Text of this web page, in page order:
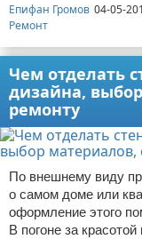
Епифан Громов 04-05-
Ремонт
Чем отделать
дизайна,
ремонту
По внешнему виду
о самом доме или
оформление этого
В погоне за